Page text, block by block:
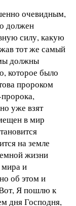
очевидным,
должен
силу, какую
тот же самый
должны
которое было
пророком
уже взят
в мир
на земле
жизни
мира и
об этом и
Я пошлю к
дня Господня,